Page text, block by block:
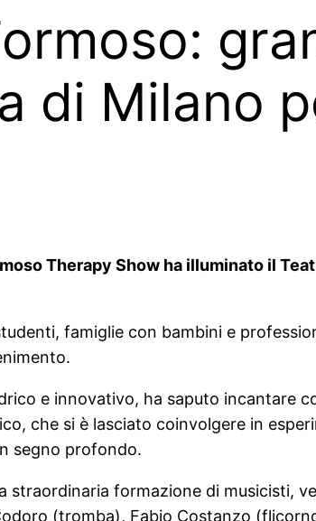
di Milano
Therapy Show ha illuminato il
famiglie con bambini e
e innovativo, ha saputo incantare
che si è lasciato coinvolgere in
segno profondo.
straordinaria formazione di musicisti,
(tromba), Fabio Costanzo